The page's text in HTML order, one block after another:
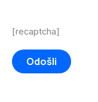
[recaptcha]